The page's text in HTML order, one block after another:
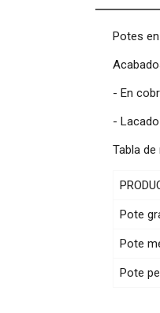
Potes
- En
-
Tabla de
Pote
Pote
Pote